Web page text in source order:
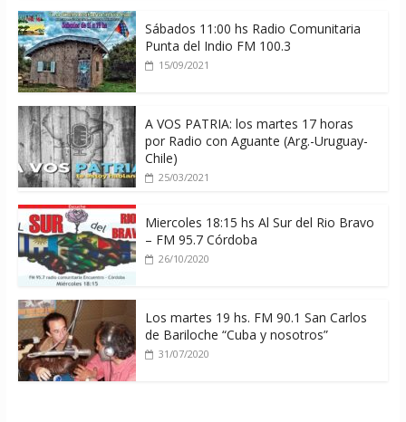
Sábados 11:00 hs Radio Comunitaria
Punta del Indio FM 100.3
15/09/2021
A VOS PATRIA: los martes 17 horas
por Radio con Aguante (Arg.-Uruguay-
Chile)
25/03/2021
Miercoles 18:15 hs Al Sur del Rio Bravo
– FM 95.7 Córdoba
26/10/2020
Los martes 19 hs. FM 90.1 San Carlos
de Bariloche “Cuba y nosotros”
31/07/2020